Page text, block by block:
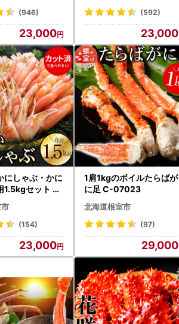
(946)
23,000
(592)
23,000
にしゃぶ・かに
1.5kgセット B-
(154)
23,000
1肩1kgのボイルたらばが
に足 C-07023
北海道根室市
(97)
29,000